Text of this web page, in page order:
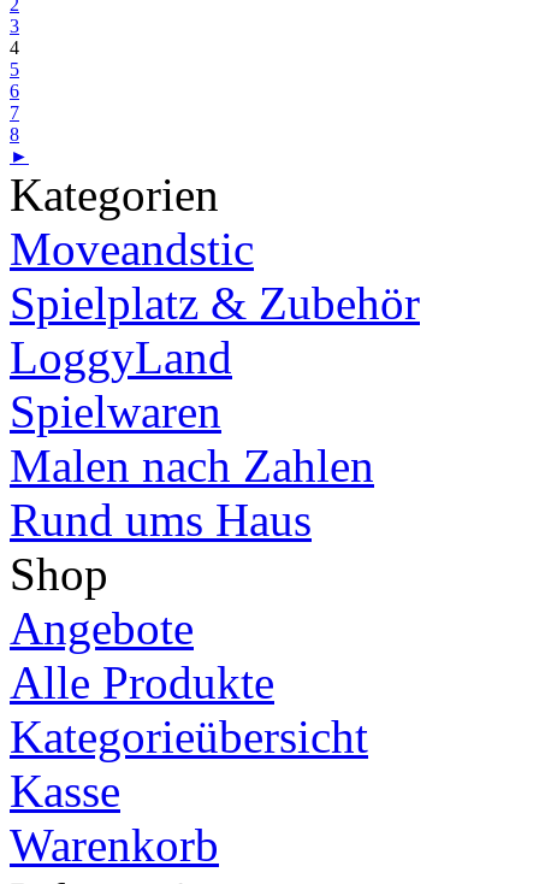
3
4
5
6
7
8
►
Kategorien
Moveandstic
Spielplatz & Zubehör
LoggyLand
Spielwaren
Malen nach Zahlen
Rund ums Haus
Shop
Angebote
Alle Produkte
Kategorieübersicht
Kasse
Warenkorb